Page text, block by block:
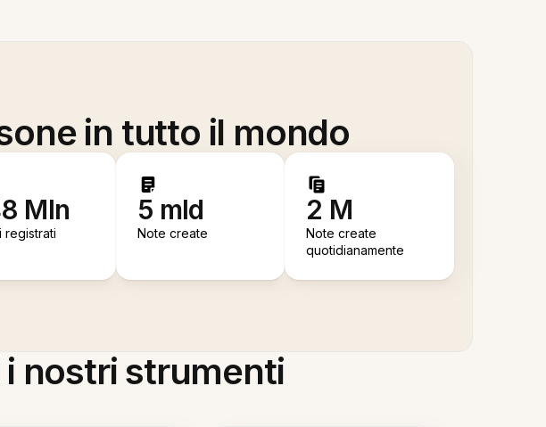
in tutto il mondo
Mln
registrati
5 mld
Note create
2 M
Note create
quotidianamente
nostri strumenti